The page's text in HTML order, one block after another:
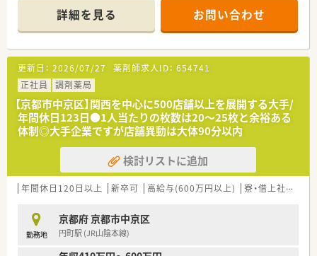
■研修制度は様々なプランがあり、集合研修だけでなく任意で受
講可能な研修も幅広く用意されています
■店舗で活躍する従業員、社外で活躍する従業員、将来経営幹部
となる従業員など、薬剤師として様々な活躍ができるフィールド
を用意されています
■総合薬剤師・調剤薬剤師（土日休み・19時までの勤務）どちらか
の働き方を選択できます
■調剤併設型だけでなく「医療モール・クリニック併設店舗」「敷
地内薬局」「訪問調剤特化型店舗」など様々な店舗を運営してい
ます
■在宅医療にも積極的取り組んでおり「訪問調剤特化型店舗」を
50店舗以上、無菌調剤室は業界最多の51店舗設置しています
■「プラチナくるみん認定企業」「健康経営優良法人2023（大規模
法人部門）認定」等を取得し一人ひとりが働きやすい環境が整備
されています
があるのも特徴です
詳細を見る お問い合わせ
更新日： 2026/07/27 薬剤師求人ID： 654741
正社員
調剤薬局
【京都市中京区】関西を中心に500店舗以上を展開する大手/
年間休日123日●1人当たりの枚数は20～25枚と余裕ある
体制◎大手企業ですが店舗異動は大体90分以内
検討リストに追加
年間休日120日以上 新卒可 高給与(600万円以上) 寮・借上社宅あり
勤務地
京都府 京都市中京区
円町駅 (JR山陰本線)